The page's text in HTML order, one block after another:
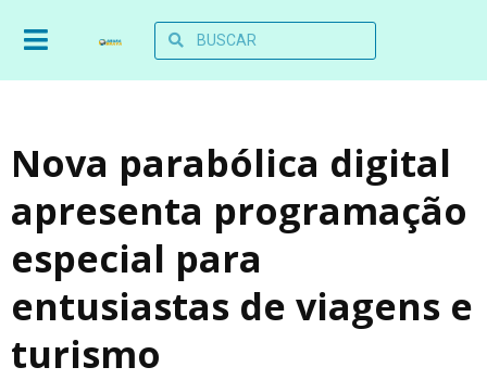
Nova parabólica digital
apresenta programação
especial para
entusiastas de viagens e
turismo